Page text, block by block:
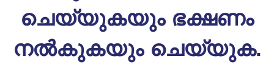
ചെയ്യുകയും ഭക്ഷണം
നൽകുകയും ചെയ്യുക.